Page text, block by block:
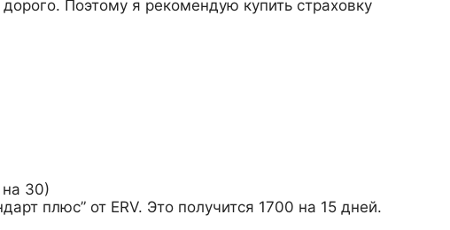
Поэтому я рекомендую купить страховку
30)
плюс” от ERV. Это получится 1700 на 15 дней.